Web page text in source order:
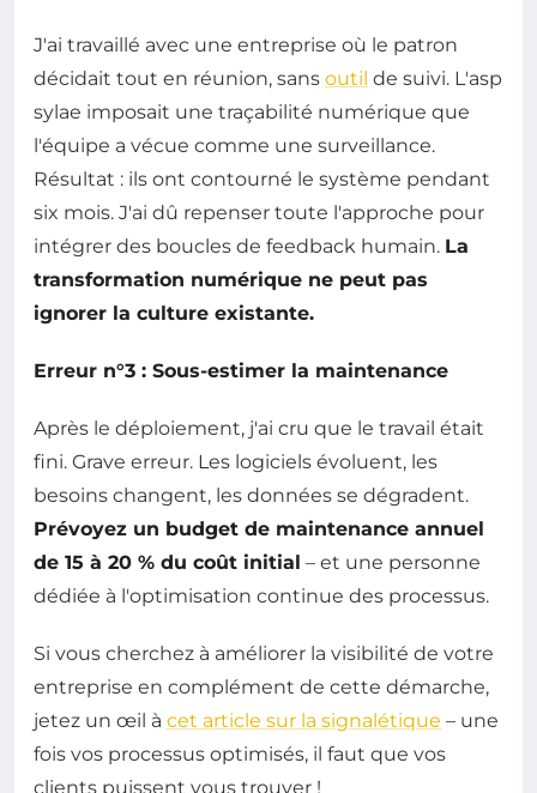
J'ai travaillé avec une entreprise où le patron
décidait tout en réunion, sans outil de suivi. L'asp
sylae imposait une traçabilité numérique que
l'équipe a vécue comme une surveillance.
Résultat : ils ont contourné le système pendant
six mois. J'ai dû repenser toute l'approche pour
intégrer des boucles de feedback humain. La
transformation numérique ne peut pas
ignorer la culture existante.
Erreur n°3 : Sous-estimer la maintenance
Après le déploiement, j'ai cru que le travail était
fini. Grave erreur. Les logiciels évoluent, les
besoins changent, les données se dégradent.
Prévoyez un budget de maintenance annuel
de 15 à 20 % du coût initial – et une personne
dédiée à l'optimisation continue des processus.
Si vous cherchez à améliorer la visibilité de votre
entreprise en complément de cette démarche,
jetez un œil à cet article sur la signalétique – une
fois vos processus optimisés, il faut que vos
clients puissent vous trouver !